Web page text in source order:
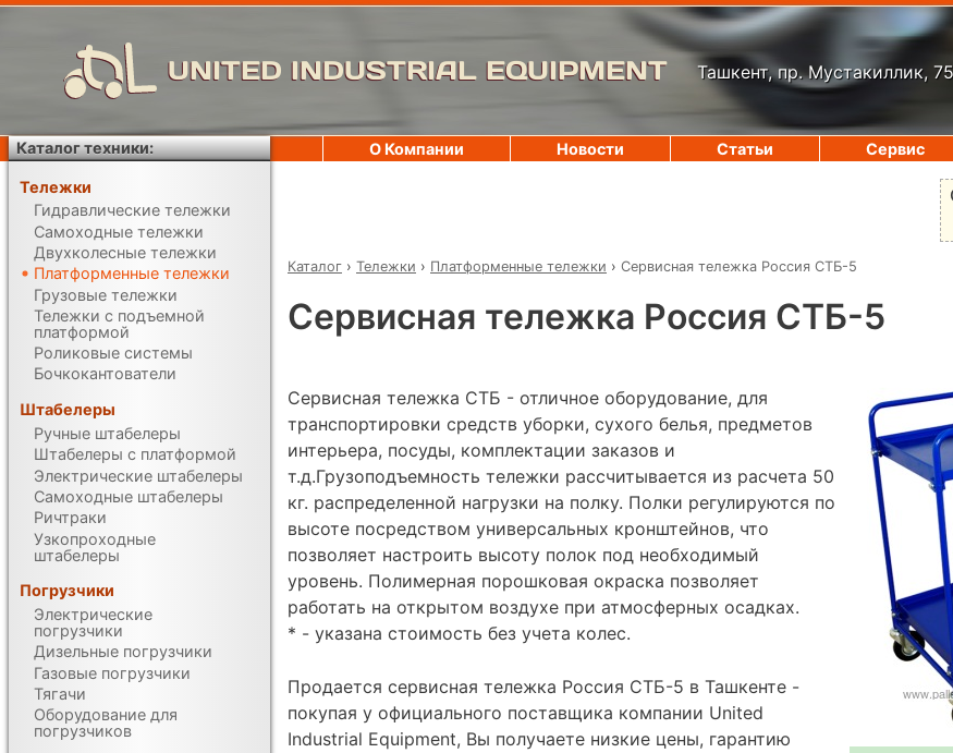
UNITED INDUSTRIAL EQUIPMENT Ташкент, пр. Мустакиллик, 75
Каталог › Тележки › Платформенные тележки › Сервисная тележка Россия СТБ-5
Сервисная тележка Россия СТБ-5
Сервисная тележка СТБ - отличное оборудование, для
транспортировки средств уборки, сухого белья, предметов
интерьера, посуды, комплектации заказов и
т.д.Грузоподъемность тележки рассчитывается из расчета 50
кг. распределенной нагрузки на полку. Полки регулируются по
высоте посредством универсальных кронштейнов, что
позволяет настроить высоту полок под необходимый
уровень. Полимерная порошковая окраска позволяет
работать на открытом воздухе при атмосферных осадках.
* - указана стоимость без учета колес.
Продается сервисная тележка Россия СТБ-5 в Ташкенте -
покупая у официального поставщика компании United
Industrial Equipment, Вы получаете низкие цены, гарантию
О Компании Новости Статьи Сервис
Каталог техники:
Тележки
Гидравлические тележки
Самоходные тележки
Двухколесные тележки
Платформенные тележки
Грузовые тележки
Тележки с подъемной
платформой
Роликовые системы
Бочкокантователи
Штабелеры
Ручные штабелеры
Штабелеры с платформой
Электрические штабелеры
Самоходные штабелеры
Ричтраки
Узкопроходные
штабелеры
Погрузчики
Электрические
погрузчики
Дизельные погрузчики
Газовые погрузчики
Тягачи
Оборудование для
погрузчиков